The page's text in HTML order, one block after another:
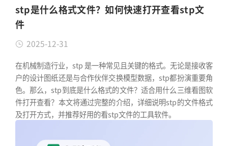
速打开查看stp
stp是什么格式文件？如何快速打开查看stp文
件
2025-12-31
在机械制造行业，stp 是一种常见且关键的格式。无论是接收客
户的设计图纸还是与合作伙伴交换模型数据，stp都扮演重要角
色。那么，stp到底是什么格式的文件？适合用什么三维看图软
件打开查看？本文将通过完整的介绍，详细说明stp的文件格式
及打开方式，并推荐好用的看stp文件的工具软件。